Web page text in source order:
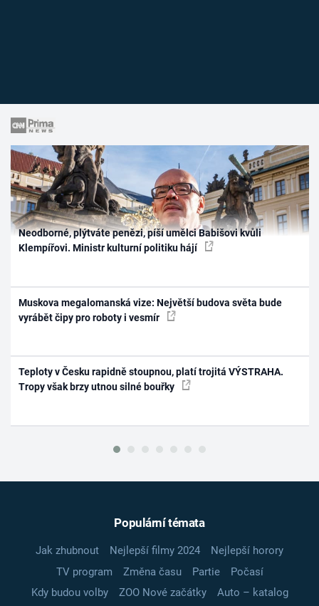
Neodborné, plýtváte penězi, píší umělci Babišovi kvůli
Klempířovi. Ministr kulturní politiku hájí
Muskova megalomanská vize: Největší budova světa bude
vyrábět čipy pro roboty i vesmír
Teploty v Česku rapidně stoupnou, platí trojitá VÝSTRAHA.
Tropy však brzy utnou silné bouřky
Populární témata
Jak zhubnout Nejlepší filmy 2024
Nejlepší horory
TV program
Změna času Partie
Počasí
Kdy budou volby
ZOO Nové začátky
Auto – katalog